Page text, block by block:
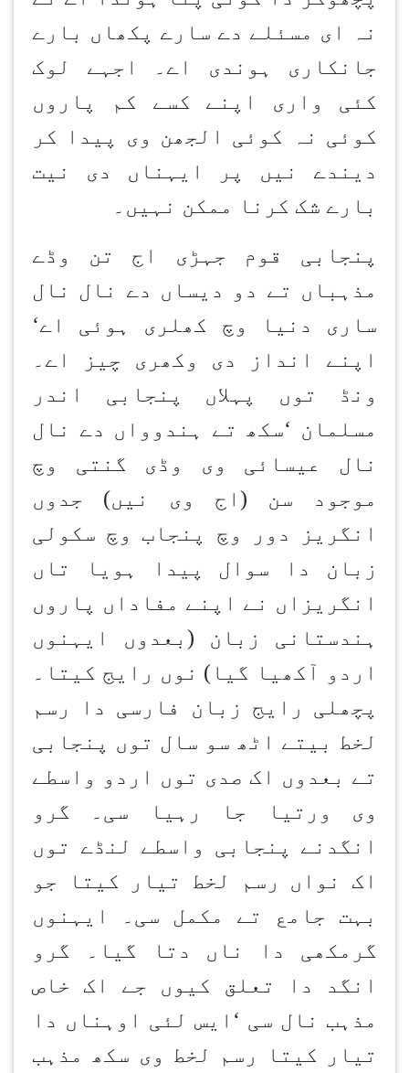
نہ ای مسئلے دے سارے پکھاں بارے
جانکاری ہوندی اے۔ اجہے لوک
کئی واری اپنے کسے کم پاروں
کوئی نہ کوئی الجھن وی پیدا کر
دیندے نیں پر ایہناں دی نیت
بارے شک کرنا ممکن نہیں۔
پنجابی قوم جہڑی اج تن وڈے
مذہباں تے دو دیساں دے نال نال
ساری دنیا وچ کھلری ہوئی اے‘
اپنے انداز دی وکھری چیز اے۔
ونڈ توں پہلاں پنجابی اندر
مسلمان ‘سکھ تے ہندوواں دے نال
نال عیسائی وی وڈی گنتی وچ
موجود سن (اج وی نیں) جدوں
انگریز دور وچ پنجاب وچ سکولی
زبان دا سوال پیدا ہویا تاں
انگریزاں نے اپنے مفاداں پاروں
ہندستانی زبان (بعدوں ایہنوں
اردو آکھیا گیا) نوں رایج کیتا۔
پچھلی رایج زبان فارسی دا رسم
لخط بیتے اٹھ سو سال توں پنجابی
تے بعدوں اک صدی توں اردو واسطے
وی ورتیا جا رہیا سی۔ گرو
انگدنے پنجابی واسطے لنڈے توں
اک نواں رسم لخط تیار کیتا جو
بہت جامع تے مکمل سی۔ ایہنوں
گرمکھی دا ناں دتا گیا۔ گرو
انگد دا تعلق کیوں جے اک خاص
مذہب نال سی ‘ ایس لئی اوہناں دا
تیار کیتا رسم لخط وی سکھ مذہب